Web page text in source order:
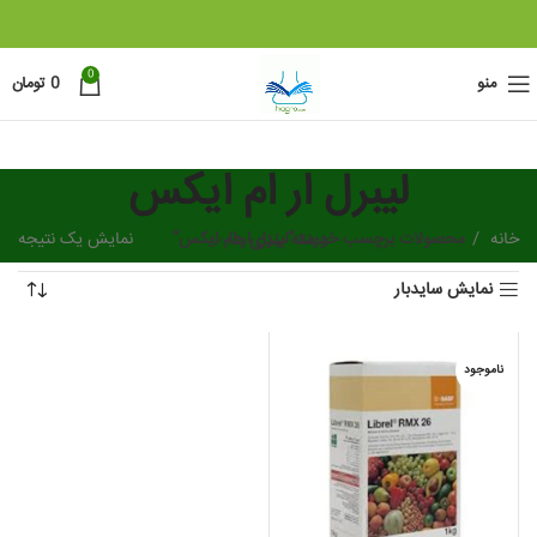
منو 0
0 تومان
لیبرل ار ام ایکس
دسته بندی ها خانه محصولات برچسب خورده “لیبرل ار ام ایکس”
نمایش یک نتیجه
نمایش سایدبار
ناموجود